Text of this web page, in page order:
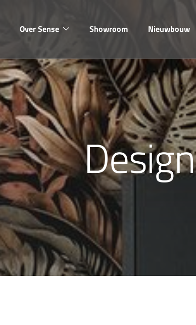
Over Sense Showroom Nieuwbouw
Design